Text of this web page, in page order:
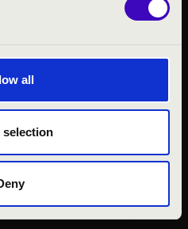
all
MAGYARORSZÁG